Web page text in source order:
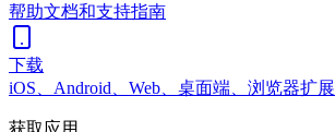
帮助文档和支持指南
下载
iOS、Android、Web、桌面端、浏览器扩展
获取应用